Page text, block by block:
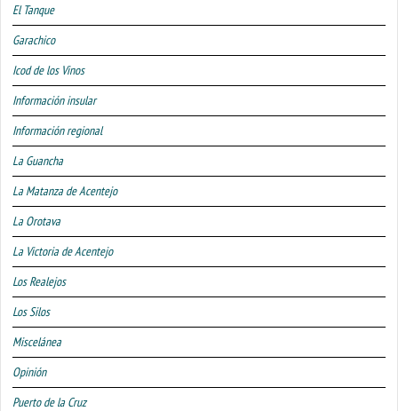
El Tanque
Garachico
Icod de los Vinos
Información insular
Información regional
La Guancha
La Matanza de Acentejo
La Orotava
La Victoria de Acentejo
Los Realejos
Los Silos
Miscelánea
Opinión
Puerto de la Cruz